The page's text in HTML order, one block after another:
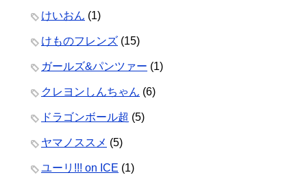
けいおん (1)
けものフレンズ (15)
ガールズ&パンツァー (1)
クレヨンしんちゃん (6)
ドラゴンボール超 (5)
ヤマノススメ (5)
ユーリ!!! on ICE (1)